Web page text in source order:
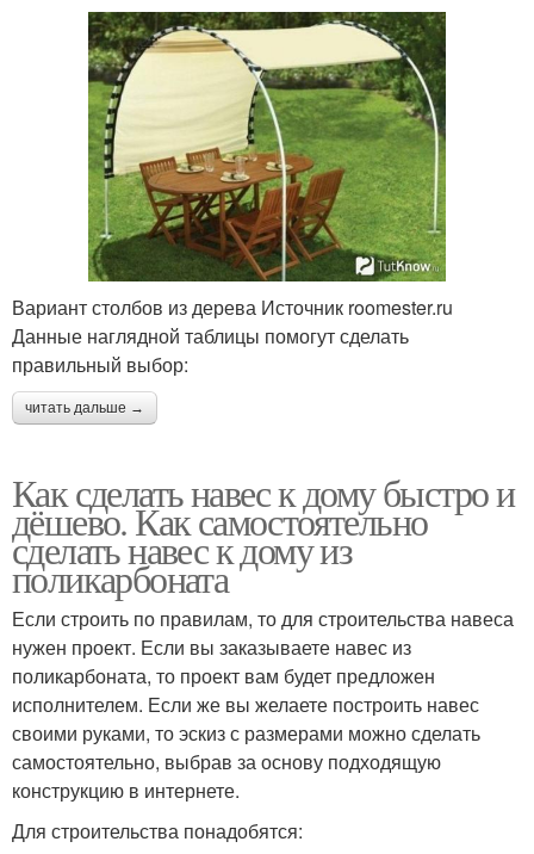
Вариант столбов из дерева Источник roomester.ru
Данные наглядной таблицы помогут сделать
правильный выбор:
читать дальше →
Как сделать навес к дому быстро и
дёшево. Как самостоятельно
сделать навес к дому из
поликарбоната
Если строить по правилам, то для строительства навеса
нужен проект. Если вы заказываете навес из
поликарбоната, то проект вам будет предложен
исполнителем. Если же вы желаете построить навес
своими руками, то эскиз с размерами можно сделать
самостоятельно, выбрав за основу подходящую
конструкцию в интернете.
Для строительства понадобятся: